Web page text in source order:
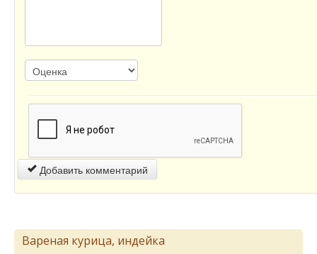
Добавить комментарий
Вареная курица, индейка